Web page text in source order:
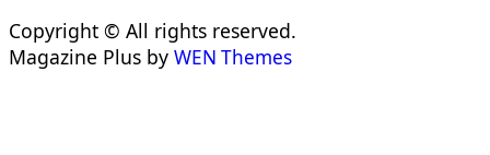
Copyright © All rights reserved.
Magazine Plus by WEN Themes